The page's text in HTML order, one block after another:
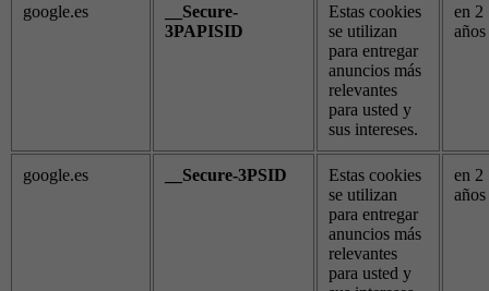
google.es
__Secure-
3PAPISID
Estas cookies
se utilizan
para entregar
anuncios más
relevantes
para usted y
sus intereses.
en 2
años
google.es __Secure-3PSID
Estas cookies
se utilizan
para entregar
anuncios más
relevantes
para usted y
en 2
años